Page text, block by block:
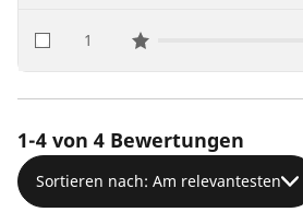
1star reviews
1-4 von 4 Bewertungen
Sortieren nach: Am relevantesten